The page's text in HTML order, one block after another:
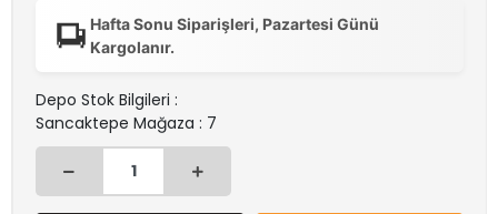
Hafta Sonu Siparişleri, Pazartesi Günü
Kargolanır.
Depo Stok Bilgileri :
Sancaktepe Mağaza : 7